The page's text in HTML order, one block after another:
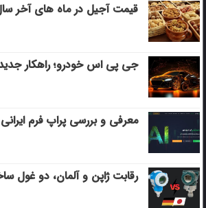
قیمت آجیل در ماه های آخر
جی پی اس خودرو؛ راهکار
معرفی و بررسی پراپ فرم ایرانی
رقابت ژاپن و آلمان، دو غول